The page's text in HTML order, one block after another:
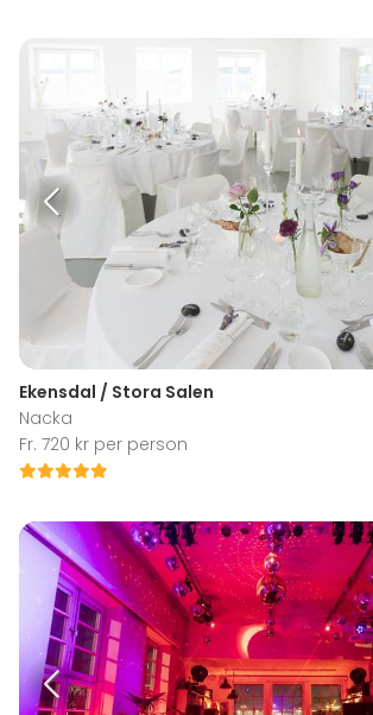
Ekensdal / Stora Salen
Nacka
Fr. 720 kr per person